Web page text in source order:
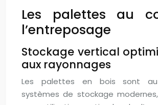
Les palettes au
l’entreposage
Stockage vertical
aux rayonnages
Les palettes en bois sont
systèmes de stockage